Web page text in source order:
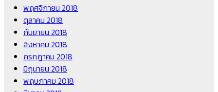
พฤศจิกายน 2018
ตุลาคม 2018
กันยายน 2018
สิงหาคม 2018
กรกฎาคม 2018
มิถุนายน 2018
พฤษภาคม 2018